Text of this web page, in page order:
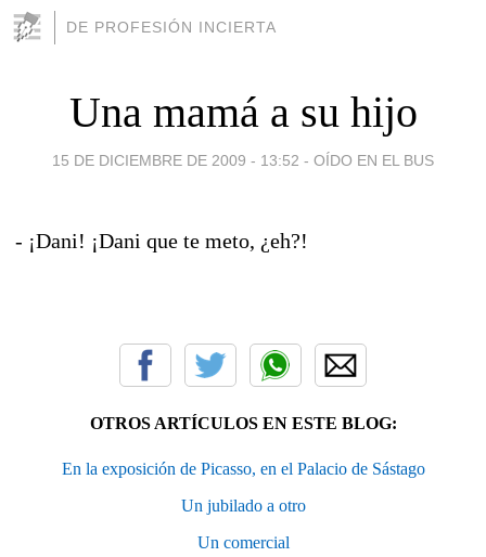
DE PROFESIÓN INCIERTA
Una mamá a su hijo
15 DE DICIEMBRE DE 2009 - 13:52 - OÍDO EN EL BUS
- ¡Dani! ¡Dani que te meto, ¿eh?!
OTROS ARTÍCULOS EN ESTE BLOG:
En la exposición de Picasso, en el Palacio de Sástago
Un jubilado a otro
Un comercial